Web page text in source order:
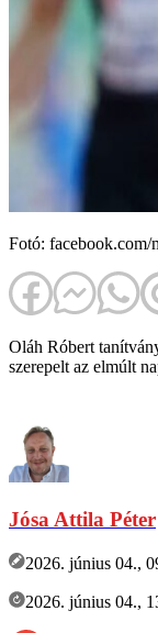
Fotó: facebook.com/
Oláh Róbert
szerepelt az elmúlt
Jósa Attila Péter
2026. június 04.,
2026. június 04.,